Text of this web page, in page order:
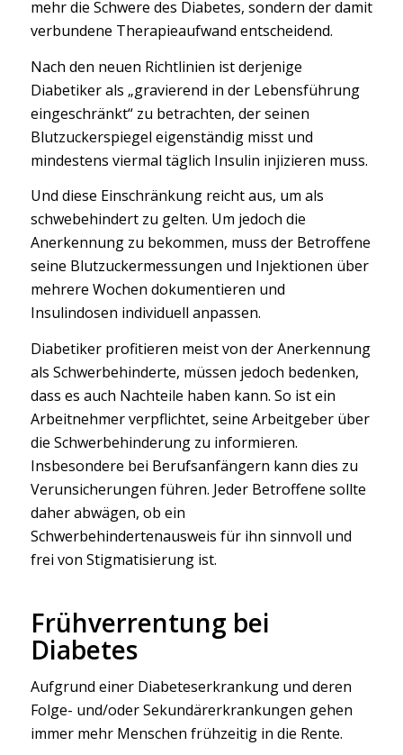
mehr die Schwere des Diabetes, sondern der damit
verbundene Therapieaufwand entscheidend.
Nach den neuen Richtlinien ist derjenige
Diabetiker als „gravierend in der Lebensführung
eingeschränkt“ zu betrachten, der seinen
Blutzuckerspiegel eigenständig misst und
mindestens viermal täglich Insulin injizieren muss.
Und diese Einschränkung reicht aus, um als
schwebehindert zu gelten. Um jedoch die
Anerkennung zu bekommen, muss der Betroffene
seine Blutzuckermessungen und Injektionen über
mehrere Wochen dokumentieren und
Insulindosen individuell anpassen.
Diabetiker profitieren meist von der Anerkennung
als Schwerbehinderte, müssen jedoch bedenken,
dass es auch Nachteile haben kann. So ist ein
Arbeitnehmer verpflichtet, seine Arbeitgeber über
die Schwerbehinderung zu informieren.
Insbesondere bei Berufsanfängern kann dies zu
Verunsicherungen führen. Jeder Betroffene sollte
daher abwägen, ob ein
Schwerbehindertenausweis für ihn sinnvoll und
frei von Stigmatisierung ist.
Frühverrentung bei
Diabetes
Aufgrund einer Diabeteserkrankung und deren
Folge- und/oder Sekundärerkrankungen gehen
immer mehr Menschen frühzeitig in die Rente.